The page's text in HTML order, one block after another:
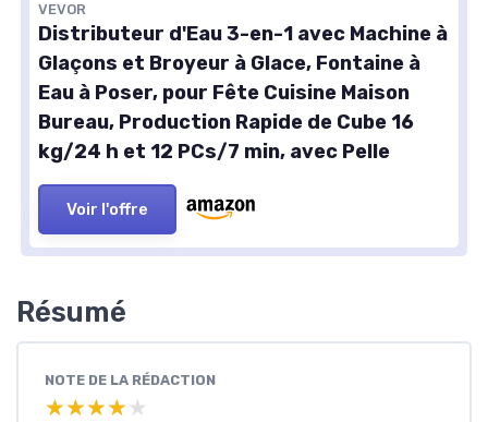
VEVOR
Distributeur d'Eau 3-en-1 avec Machine à
Glaçons et Broyeur à Glace, Fontaine à
Eau à Poser, pour Fête Cuisine Maison
Bureau, Production Rapide de Cube 16
kg/24 h et 12 PCs/7 min, avec Pelle
Voir l'offre
Résumé
NOTE DE LA RÉDACTION
★★★★★
★★★★★